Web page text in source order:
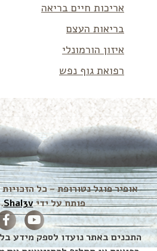
אריכות חיים בריאה
בריאות העצם
איזון הורמונלי
רפואת גוף נפש
פותח על ידיShal3v
התכנים באתר נועדו לספק מידע